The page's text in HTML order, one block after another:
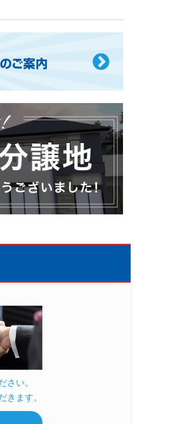
さい。
きます。